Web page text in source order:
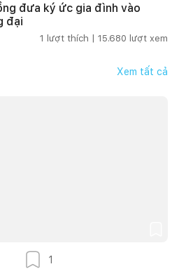
đưa ký ức gia đình vào
đại
1 lượt thích | 15.680 lượt xem
Xem tất cả
1